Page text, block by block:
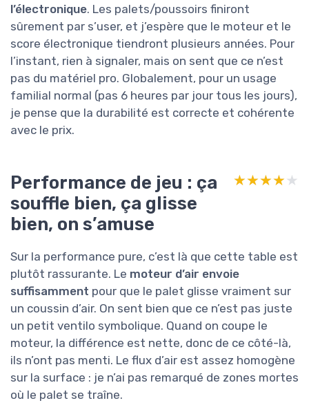
l’électronique. Les palets/poussoirs finiront
sûrement par s’user, et j’espère que le moteur et le
score électronique tiendront plusieurs années. Pour
l’instant, rien à signaler, mais on sent que ce n’est
pas du matériel pro. Globalement, pour un usage
familial normal (pas 6 heures par jour tous les jours),
je pense que la durabilité est correcte et cohérente
avec le prix.
Performance de jeu : ça
souffle bien, ça glisse
bien, on s’amuse
★★★★★
★★★★★
Sur la performance pure, c’est là que cette table est
plutôt rassurante. Le moteur d’air envoie
suffisamment pour que le palet glisse vraiment sur
un coussin d’air. On sent bien que ce n’est pas juste
un petit ventilo symbolique. Quand on coupe le
moteur, la différence est nette, donc de ce côté-là,
ils n’ont pas menti. Le flux d’air est assez homogène
sur la surface : je n’ai pas remarqué de zones mortes
où le palet se traîne.